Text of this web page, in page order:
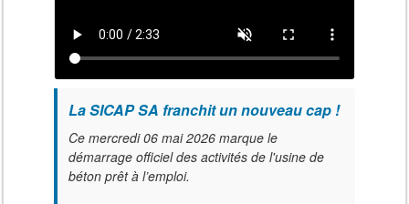
La SICAP SA franchit un nouveau cap !
Ce mercredi 06 mai 2026 marque le
démarrage officiel des activités de l'usine de
béton prêt à l’emploi.